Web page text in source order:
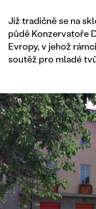
Již tradičně se na
půdě Konzervatoře
Evropy, v jehož
soutěž pro mladé